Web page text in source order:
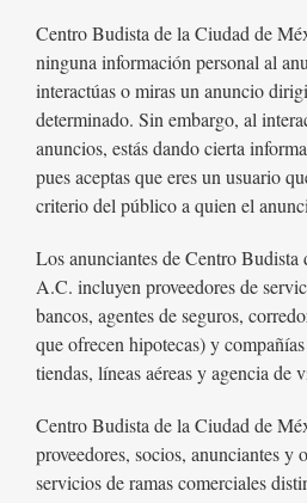
Centro Budista de la Ciudad de
ninguna información personal al
interactúas o miras un anuncio
determinado. Sin embargo, al
anuncios, estás dando cierta
pues aceptas que eres un usuario
criterio del público a quien el
Los anunciantes de Centro
A.C. incluyen proveedores de
bancos, agentes de seguros,
que ofrecen hipotecas) y
tiendas, líneas aéreas y agencia de
Centro Budista de la Ciudad de
proveedores, socios, anunciantes y
servicios de ramas comerciales